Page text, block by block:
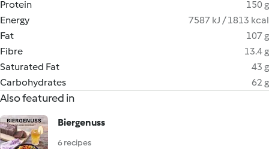
Protein
150 g
Energy
7587 kJ / 1813 kcal
Fat
107 g
Fibre
13.4 g
Saturated Fat
43 g
Carbohydrates
62 g
Also featured in
Biergenuss
6 recipes